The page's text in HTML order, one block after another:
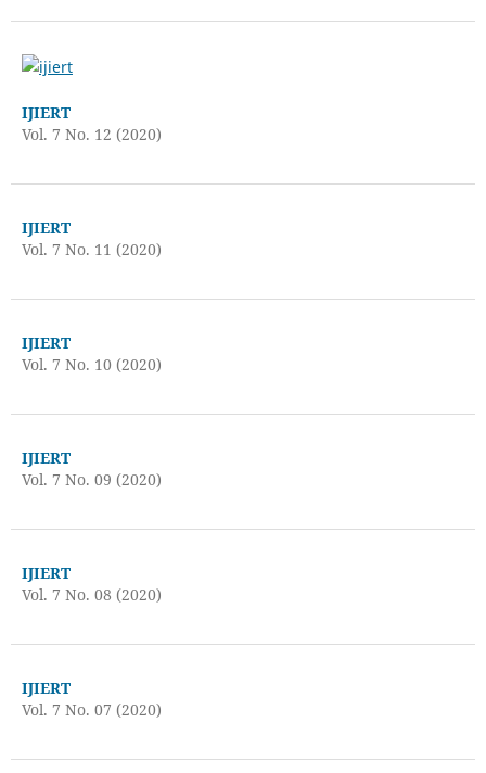
IJIERT
Vol. 7 No. 12 (2020)
IJIERT
Vol. 7 No. 11 (2020)
IJIERT
Vol. 7 No. 10 (2020)
IJIERT
Vol. 7 No. 09 (2020)
IJIERT
Vol. 7 No. 08 (2020)
IJIERT
Vol. 7 No. 07 (2020)